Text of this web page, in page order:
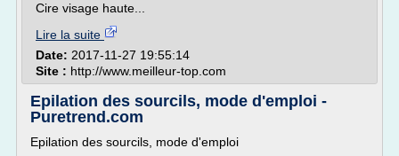
Cire visage haute...
Lire la suite
Date: 2017-11-27 19:55:14
Site : http://www.meilleur-top.com
Epilation des sourcils, mode d'emploi -
Puretrend.com
Epilation des sourcils, mode d'emploi